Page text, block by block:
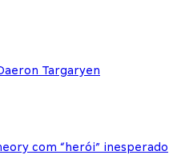
Targaryen
com “herói” inesperado